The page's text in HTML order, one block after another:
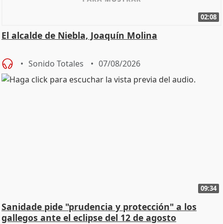
02:08
El alcalde de Niebla, Joaquín Molina
Sonido Totales 07/08/2026
09:34
Sanidade pide "prudencia y protección" a los
gallegos ante el eclipse del 12 de agosto